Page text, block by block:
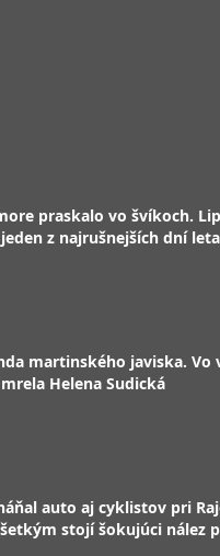
praskalo vo švíkoch.
z najrušnejších dní leta
martinského javiska. Vo
Helena Sudická
auto aj cyklistov pri
stojí šokujúci nález